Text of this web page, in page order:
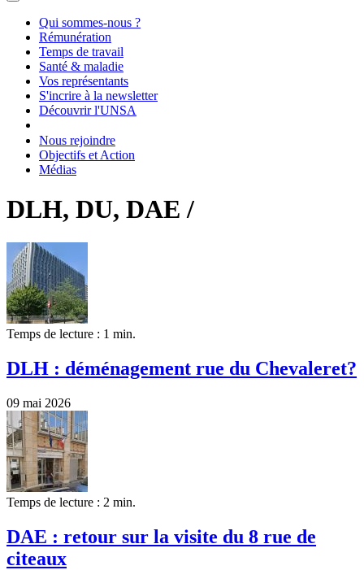
Qui sommes-nous ?
Rémunération
Temps de travail
Santé & maladie
Vos représentants
S'incrire à la newsletter
Découvrir l'UNSA
Nous rejoindre
Objectifs et Action
Médias
DLH, DU, DAE /
Temps de lecture : 1 min.
DLH : déménagement rue du Chevaleret?
09 mai 2026
Temps de lecture : 2 min.
DAE : retour sur la visite du 8 rue de
citeaux